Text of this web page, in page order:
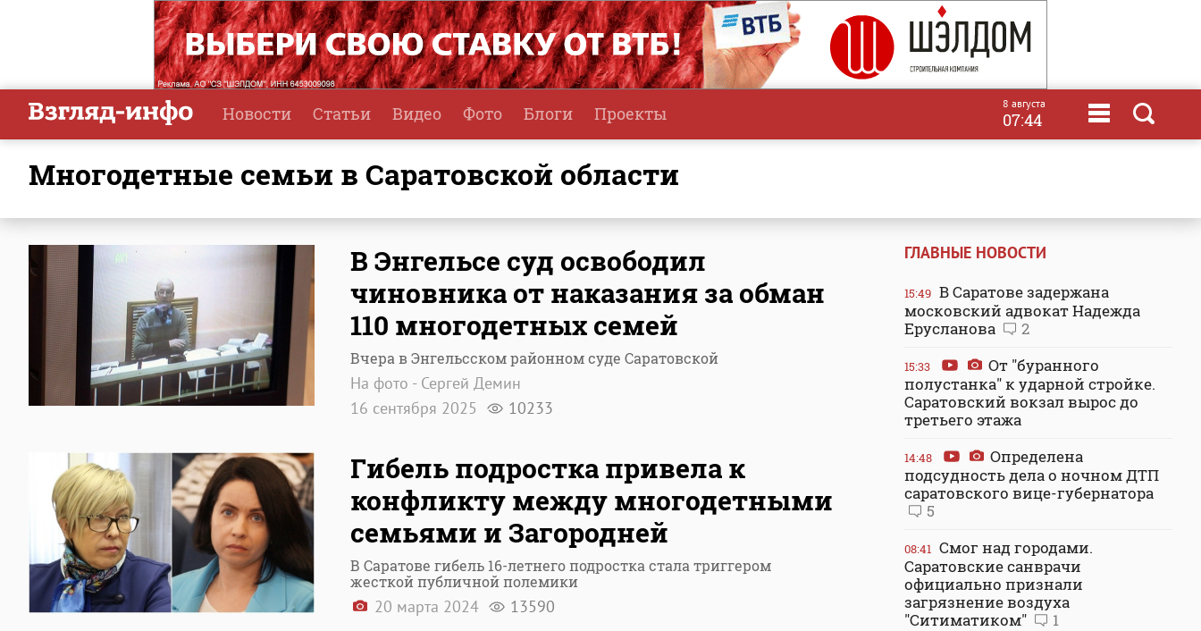
Новости Статьи Видео Фото Блоги Проекты 8 августа
07:44
многодетные семьи в Саратовской области
В Энгельсе суд освободил
чиновника от наказания за обман
110 многодетных семей
Вчера в Энгельсском районном суде Саратовской
На фото - Сергей Демин
16 сентября 2025
10233
Гибель подростка привела к
конфликту между многодетными
семьями и Загородней
В Саратове гибель 16-летнего подростка стала триггером
жесткой публичной полемики
20 марта 2024 13590
ГЛАВНЫЕ НОВОСТИ
15:49 В Саратове задержана
московский адвокат Надежда
Ерусланова
2
15:33
От "буранного
полустанка" к ударной стройке.
Саратовский вокзал вырос до
третьего этажа
14:48
Определена
подсудность дела о ночном ДТП
саратовского вице-губернатора
5
08:41 Смог над городами.
Саратовские санврачи
официально признали
загрязнение воздуха
"Ситиматиком"
1